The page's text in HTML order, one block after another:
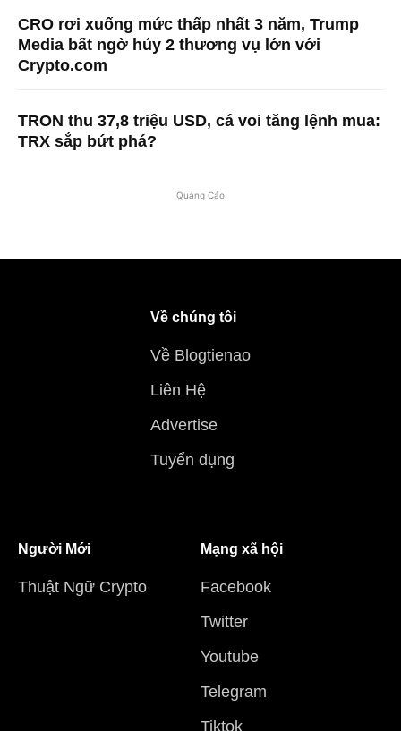
CRO rơi xuống mức thấp nhất 3 năm, Trump
Media bất ngờ hủy 2 thương vụ lớn với
Crypto.com
TRON thu 37,8 triệu USD, cá voi tăng lệnh mua:
TRX sắp bứt phá?
Quảng Cáo
Về chúng tôi
Về Blogtienao
Liên Hệ
Advertise
Tuyển dụng
Người Mới
Thuật Ngữ Crypto
Mạng xã hội
Facebook
Twitter
Youtube
Telegram
Tiktok